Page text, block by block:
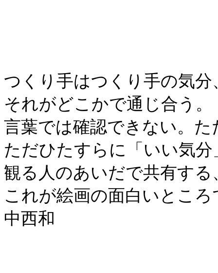
つくり手はつくり手の気
それがどこかで通じ合う。
言葉では確認できない。
ただひたすらに「いい気分
観る人のあいだで共有す
これが絵画の面白いとこ
中西和